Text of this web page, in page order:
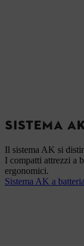
SISTEMA
Il sistema AK si
I compatti attrezzi a
ergonomici.
Sistema AK a